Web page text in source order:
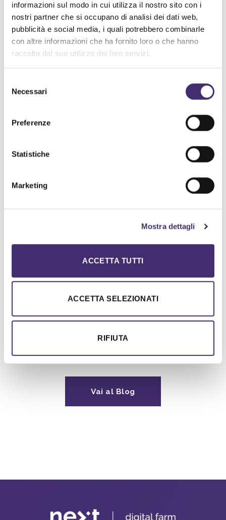
informazioni sul modo in cui utilizza il nostro sito con i
nostri partner che si occupano di analisi dei dati web,
pubblicità e social media, i quali potrebbero combinarle
con altre informazioni che ha fornito loro o che hanno
raccolto dal suo utilizzo dei loro servizi.
delNecessari
Preferenze
Statistiche
Marketing
Mostra dettagli
ACCETTA TUTTI
ACCETTA SELEZIONATI
RIFIUTA
organizzazione.
BLOG
potrebbe durare meno
del previsto.
height="2px" color="rgb(87, 255, 185)"] PewDiePie,
potrebbe aver acceso una discussione molto
concorrente di ChatGPT.
Vai al Blog